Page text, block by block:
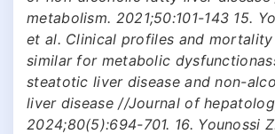
metabolism. 2021;50:101-143 15.
et al. Clinical profiles and
similar for metabolic
steatotic liver disease and non-
liver disease //Journal of
2024;80(5):694-701. 16. Younossi